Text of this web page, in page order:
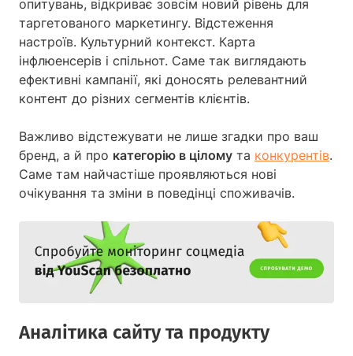
опитувань, відкриває зовсім новий рівень для
таргетованого маркетингу. Відстеження
настроїв. Культурний контекст. Карта
інфлюенсерів і спільнот. Саме так виглядають
ефективні кампанії, які доносять релевантний
контент до різних сегментів клієнтів.
Важливо відстежувати не лише згадки про ваш
бренд, а й про категорію в цілому та конкурентів.
Саме там найчастіше проявляються нові
очікування та зміни в поведінці споживачів.
Аналітика сайту та продукту